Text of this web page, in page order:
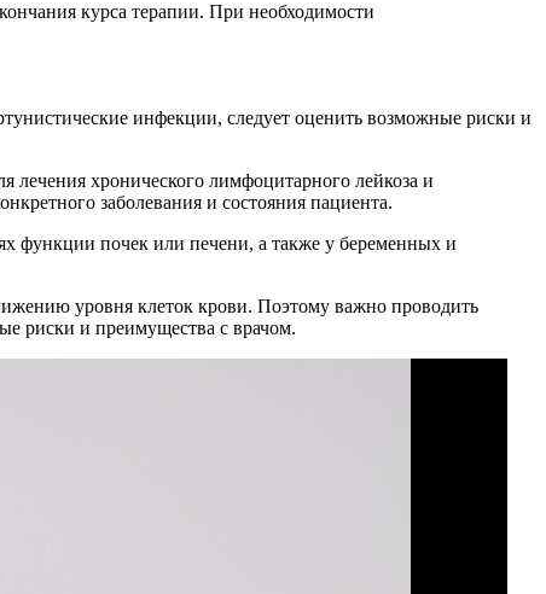
курса терапии. При необходимости
инфекции, следует оценить возможные риски и
лечения хронического лимфоцитарного лейкоза и
заболевания и состояния пациента.
функции почек или печени, а также у беременных и
уровня клеток крови. Поэтому важно проводить
риски и преимущества с врачом.